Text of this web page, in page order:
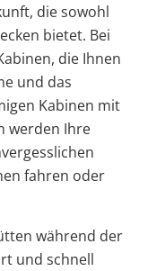
die sowohl
bietet. Bei
die Ihnen
und das
Kabinen mit
werden Ihre
fahren oder
während der
und schnell